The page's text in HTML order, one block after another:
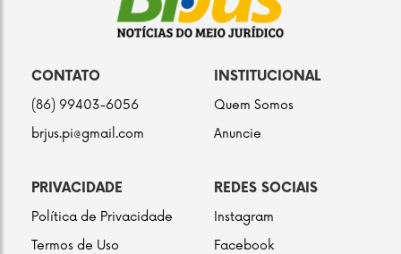
CONTATO
(86) 99403-6056
brjus.pi@gmail.com
INSTITUCIONAL
Quem Somos
Anuncie
PRIVACIDADE
Política de Privacidade
Termos de Uso
REDES SOCIAIS
Instagram
Facebook